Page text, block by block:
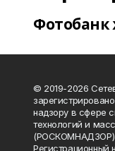
Фотобанк
© 2019-2026
надзору в сфере
технологий и
(РОСКОМНАДЗОР)